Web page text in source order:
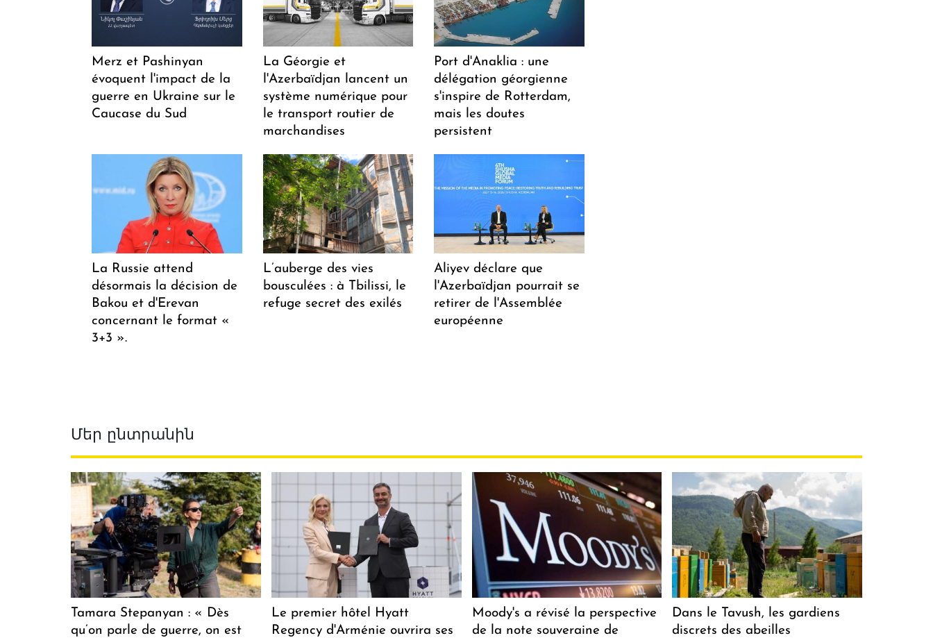
Merz et Pashinyan
évoquent l'impact de la
guerre en Ukraine sur le
Caucase du Sud
La Géorgie et
l'Azerbaïdjan lancent un
système numérique pour
le transport routier de
marchandises
Port d'Anaklia : une
délégation géorgienne
s'inspire de Rotterdam,
mais les doutes
persistent
La Russie attend
désormais la décision de
Bakou et d'Erevan
concernant le format «
3+3 ».
L’auberge des vies
bousculées : à Tbilissi, le
refuge secret des exilés
Aliyev déclare que
l'Azerbaïdjan pourrait se
retirer de l'Assemblée
européenne
Մեր ընտրանին
Tamara Stepanyan : « Dès
qu’on parle de guerre, on est
Le premier hôtel Hyatt
Regency d'Arménie ouvrira ses
Moody's a révisé la perspective
de la note souveraine de
Dans le Tavush, les gardiens
discrets des abeilles